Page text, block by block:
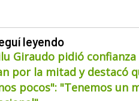
leyendo
Giraudo pidió
por la mitad y destacó
pocos": "Tenemos un